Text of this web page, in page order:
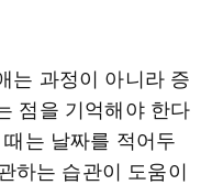
는 과정이 아니라 증
점을 기억해야 한다
는 날짜를 적어두
하는 습관이 도움이